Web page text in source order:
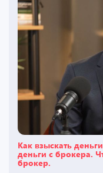
Как взыскать
деньги с брокера.
брокер.